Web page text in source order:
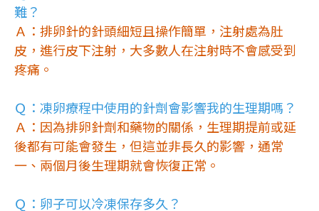
難？
Ａ：排卵針的針頭細短且操作簡單，注射處為肚
皮，進行皮下注射，大多數人在注射時不會感受到
疼痛。
Ｑ：凍卵療程中使用的針劑會影響我的生理期嗎？
Ａ：因為排卵針劑和藥物的關係，生理期提前或延
後都有可能會發生，但這並非長久的影響，通常
一、兩個月後生理期就會恢復正常。
Ｑ：卵子可以冷凍保存多久？